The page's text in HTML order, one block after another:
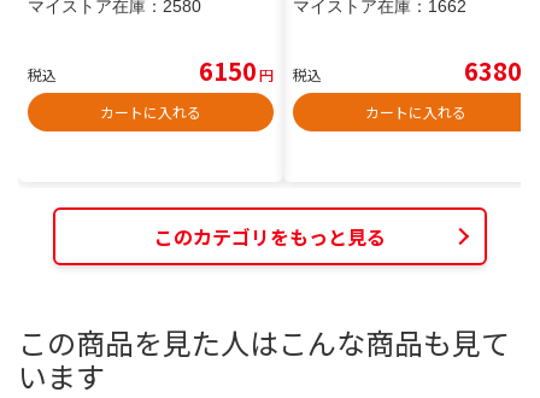
マイストア在庫： 2580
税込 6150円
カートに入れる
マイストア在庫： 1662
税込 6380
カートに入れる
このカテゴリをもっと見る
この商品を見た人はこんな商品も見て
います